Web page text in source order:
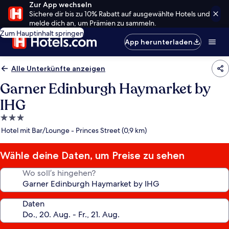
Zur App wechseln
Sichere dir bis zu 10% Rabatt auf ausgewählte Hotels und
melde dich an, um Prämien zu sammeln.
Zum Hauptinhalt springen
App herunterladen
Alle Unterkünfte anzeigen
Garner Edinburgh Haymarket by
IHG
3.0-
Sterne-
Hotel mit Bar/Lounge - Princes Street (0,9 km)
Wähle deine Daten, um Preise zu sehen
Wo soll’s hingehen?
Daten